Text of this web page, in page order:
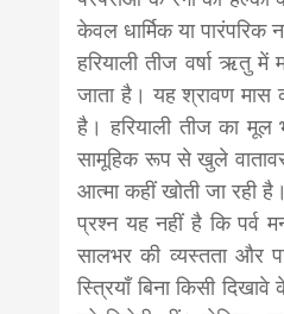
केवल धार्मिक या
हरियाली तीज वर्षा ऋतु में
जाता है। यह श्रावण मास
है। हरियाली तीज का मूल
सामूहिक रूप से खुले
आत्मा कहीं खोती जा रही है।
प्रश्न यह नहीं है कि पर्व
सालभर की व्यस्तता और
स्त्रियाँ बिना किसी